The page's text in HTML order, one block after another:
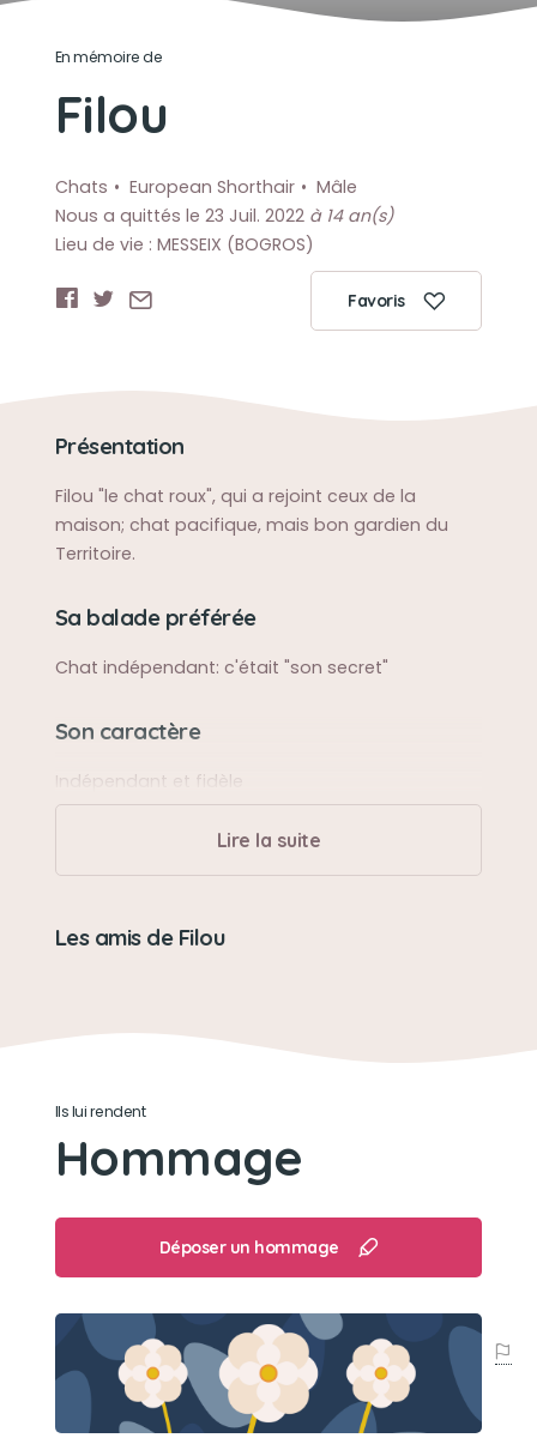
En mémoire de
Filou
Chats European Shorthair
Mâle
Nous a quittés le 23 Juil. 2022 à 14 an(s)
Lieu de vie : MESSEIX (BOGROS)
Favoris
Présentation
Filou "le chat roux", qui a rejoint ceux de la
maison; chat pacifique, mais bon gardien du
Territoire.
Sa balade préférée
Chat indépendant: c'était "son secret"
Son caractère
Indépendant et fidèle
Son loisir préféréLire la suite
Les amis de Filou
Ils lui rendent
Hommage
Déposer un hommage